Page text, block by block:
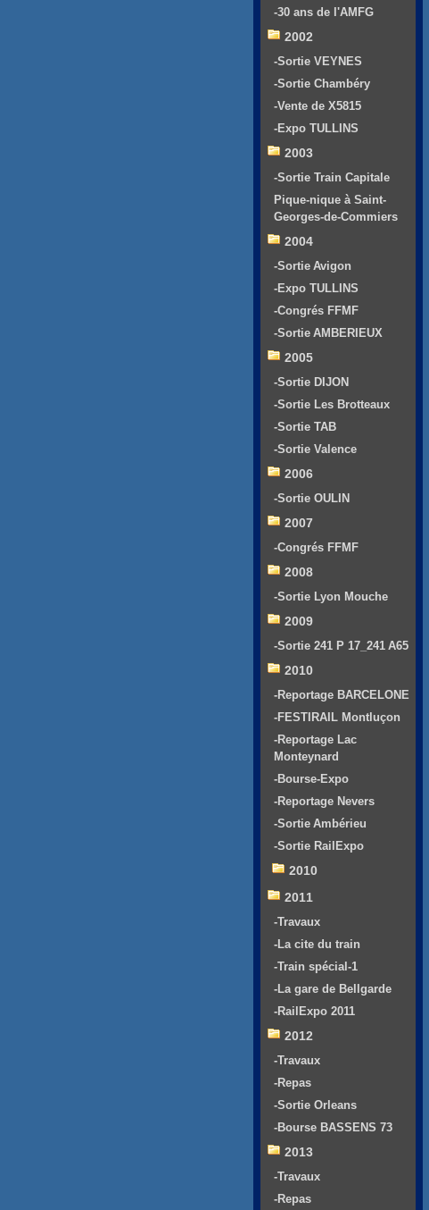
-30 ans de l'AMFG
2002
-Sortie VEYNES
-Sortie Chambéry
-Vente de X5815
-Expo TULLINS
2003
-Sortie Train Capitale
Pique-nique à Saint-
Georges-de-Commiers
2004
-Sortie Avigon
-Expo TULLINS
-Congrés FFMF
-Sortie AMBERIEUX
2005
-Sortie DIJON
-Sortie Les Brotteaux
-Sortie TAB
-Sortie Valence
2006
-Sortie OULIN
2007
-Congrés FFMF
2008
-Sortie Lyon Mouche
2009
-Sortie 241 P 17_241 A65
2010
-Reportage BARCELONE
-FESTIRAIL Montluçon
-Reportage Lac
Monteynard
-Bourse-Expo
-Reportage Nevers
-Sortie Ambérieu
-Sortie RailExpo
2010
2011
-Travaux
-La cite du train
-Train spécial-1
-La gare de Bellgarde
-RailExpo 2011
2012
-Travaux
-Repas
-Sortie Orleans
-Bourse BASSENS 73
2013
-Travaux
-Repas